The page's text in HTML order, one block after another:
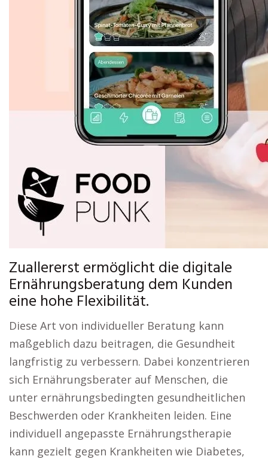
Zuallererst ermöglicht die digitale
Ernährungsberatung dem Kunden
eine hohe Flexibilität.
Diese Art von individueller Beratung kann
maßgeblich dazu beitragen, die Gesundheit
langfristig zu verbessern. Dabei konzentrieren
sich Ernährungsberater auf Menschen, die
unter ernährungsbedingten gesundheitlichen
Beschwerden oder Krankheiten leiden. Eine
individuell angepasste Ernährungstherapie
kann gezielt gegen Krankheiten wie Diabetes,